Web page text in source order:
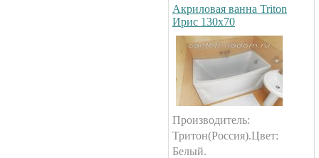
Акриловая ванна Triton
Ирис 130х70
Производитель:
Тритон(Россия).Цвет:
Белый.